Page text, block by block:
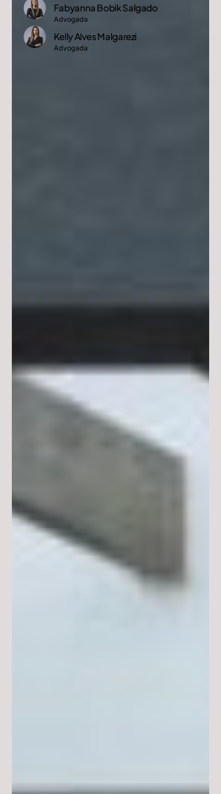
Fabyanna Bobik Salgado
Advogada
Kelly Alves Malgarezi
Advogada